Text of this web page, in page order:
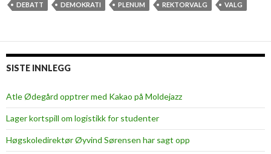
DEBATT DEMOKRATI PLENUM REKTORVALG VALG
SISTE INNLEGG
Atle Ødegård opptrer med Kakao på Moldejazz
Lager kortspill om logistikk for studenter
Høgskoledirektør Øyvind Sørensen har sagt opp